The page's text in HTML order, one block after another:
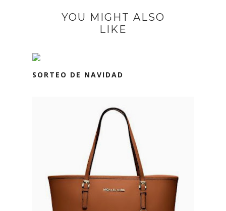
YOU MIGHT ALSO
LIKE
SORTEO DE NAVIDAD